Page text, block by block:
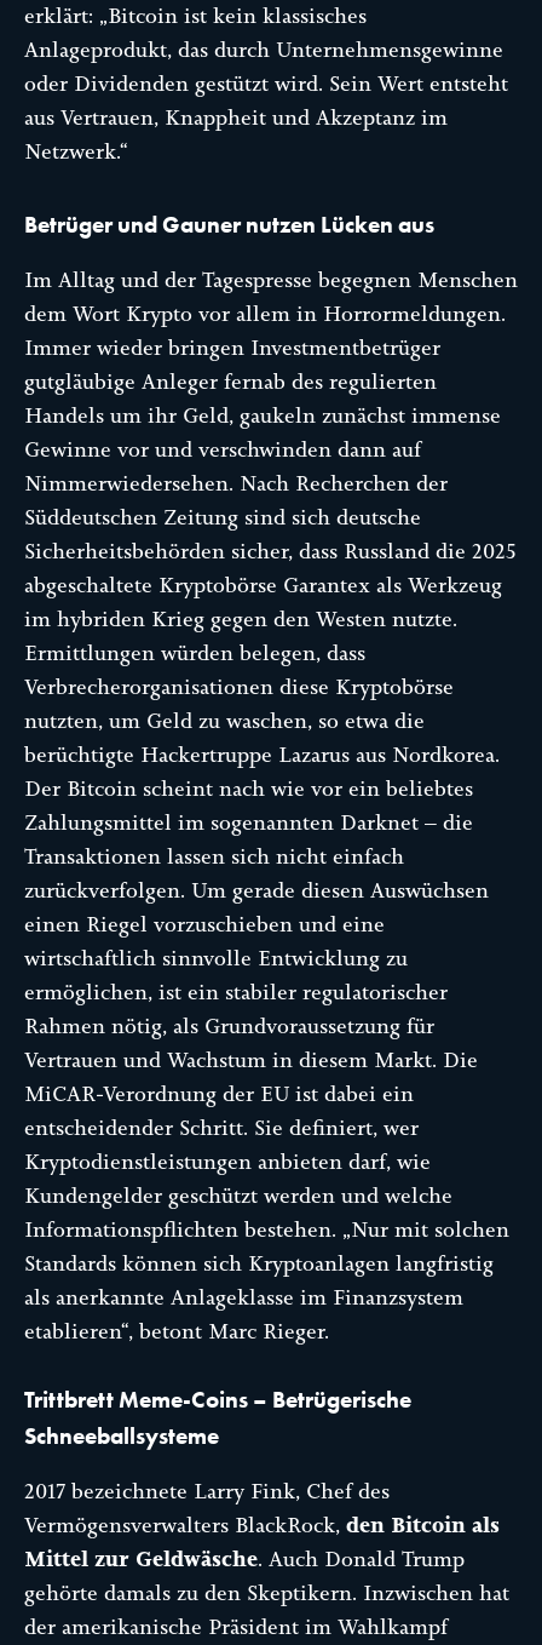
erklärt: „Bitcoin ist kein klassisches
Anlageprodukt, das durch Unternehmensgewinne
oder Dividenden gestützt wird. Sein Wert entsteht
aus Vertrauen, Knappheit und Akzeptanz im
Netzwerk.“
Betrüger und Gauner nutzen Lücken aus
Im Alltag und der Tagespresse begegnen Menschen
dem Wort Krypto vor allem in Horrormeldungen.
Immer wieder bringen Investmentbetrüger
gutgläubige Anleger fernab des regulierten
Handels um ihr Geld, gaukeln zunächst immense
Gewinne vor und verschwinden dann auf
Nimmerwiedersehen. Nach Recherchen der
Süddeutschen Zeitung sind sich deutsche
Sicherheitsbehörden sicher, dass Russland die 2025
abgeschaltete Kryptobörse Garantex als Werkzeug
im hybriden Krieg gegen den Westen nutzte.
Ermittlungen würden belegen, dass
Verbrecherorganisationen diese Kryptobörse
nutzten, um Geld zu waschen, so etwa die
berüchtigte Hackertruppe Lazarus aus Nordkorea.
Der Bitcoin scheint nach wie vor ein beliebtes
Zahlungsmittel im sogenannten Darknet – die
Transaktionen lassen sich nicht einfach
zurückverfolgen. Um gerade diesen Auswüchsen
einen Riegel vorzuschieben und eine
wirtschaftlich sinnvolle Entwicklung zu
ermöglichen, ist ein stabiler regulatorischer
Rahmen nötig, als Grundvoraussetzung für
Vertrauen und Wachstum in diesem Markt. Die
MiCAR-Verordnung der EU ist dabei ein
entscheidender Schritt. Sie definiert, wer
Kryptodienstleistungen anbieten darf, wie
Kundengelder geschützt werden und welche
Informationspflichten bestehen. „Nur mit solchen
Standards können sich Kryptoanlagen langfristig
als anerkannte Anlageklasse im Finanzsystem
etablieren“, betont Marc Rieger.
Trittbrett Meme-Coins – Betrügerische
Schneeballsysteme
2017 bezeichnete Larry Fink, Chef des
Vermögensverwalters BlackRock, den Bitcoin als
Mittel zur Geldwäsche. Auch Donald Trump
gehörte damals zu den Skeptikern. Inzwischen hat
der amerikanische Präsident im Wahlkampf